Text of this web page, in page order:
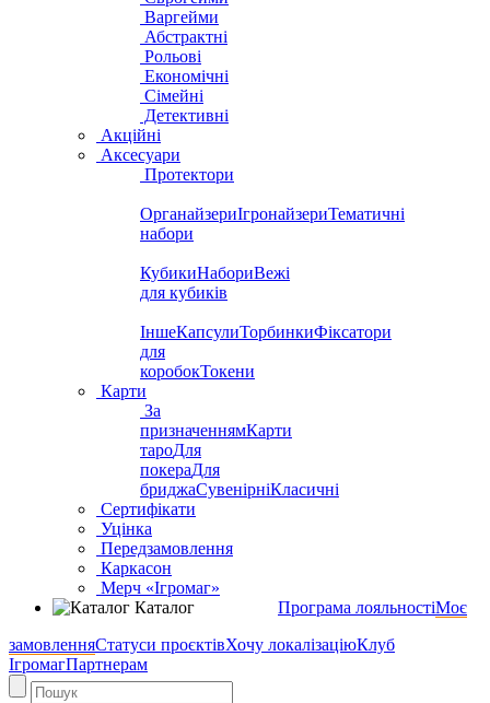
Варгейми
Абстрактні
Рольові
Економічні
Сімейні
Детективні
Акційні
Аксесуари
Протектори
ОрганайзериІгронайзериТематичні
набори
КубикиНабориВежі
для кубиків
ІншеКапсулиТорбинкиФіксатори
для
коробокТокени
Карти
За
призначеннямКарти
тароДля
покераДля
бриджаСувенірніКласичні
Сертифікати
Уцінка
Передзамовлення
Каркасон
Мерч «Ігромаг»
Каталог
Програма лояльностіМоє
замовленняСтатуси проєктівХочу локалізаціюКлуб
ІгромагПартнерам